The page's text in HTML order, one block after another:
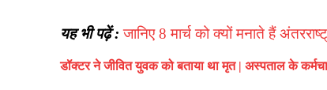
यह भी पढ़ें :जानिए 8 मार्च को क्यों मनाते हैं
डॉक्टर ने जीवित युवक को बताया था मृत | अस्पताल के